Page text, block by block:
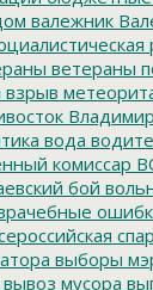
валежник
ветераны
взрыв
вода
комиссар
бой
выборы
вывоз мусора